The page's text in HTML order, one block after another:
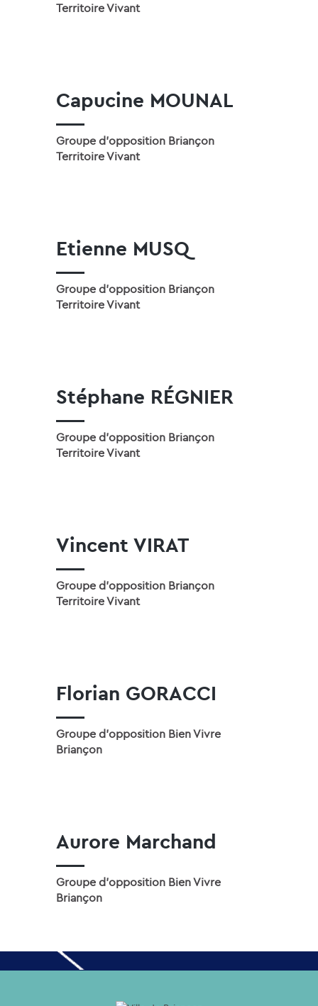
Territoire Vivant
Capucine MOUNAL
Groupe d'opposition Briançon
Territoire Vivant
Etienne MUSQ
Groupe d'opposition Briançon
Territoire Vivant
Stéphane RÉGNIER
Groupe d'opposition Briançon
Territoire Vivant
Vincent VIRAT
Groupe d'opposition Briançon
Territoire Vivant
Florian GORACCI
Groupe d'opposition Bien Vivre
Briançon
Aurore Marchand
Groupe d'opposition Bien Vivre
Briançon